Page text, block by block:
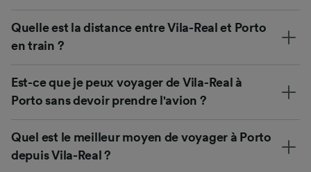
Quelle est la distance entre Vila-Real et Porto
en train ?
Est-ce que je peux voyager de Vila-Real à
Porto sans devoir prendre l'avion ?
Quel est le meilleur moyen de voyager à Porto
depuis Vila-Real ?